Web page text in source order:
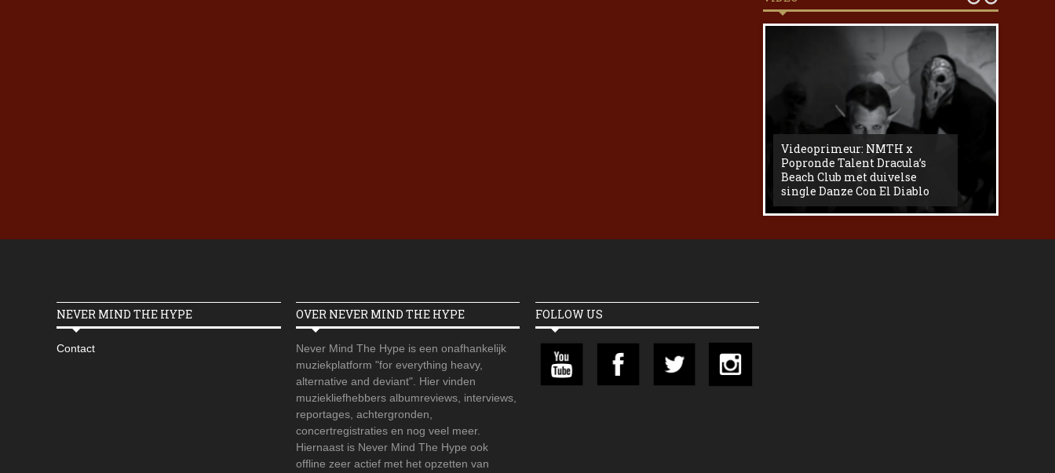
Videoprimeur: NMTH x
Popronde Talent Dracula’s
Beach Club met duivelse
single Danze Con El Diablo
NEVER MIND THE HYPE
Contact
OVER NEVER MIND THE HYPE
Never Mind The Hype is een onafhankelijk
muziekplatform "for everything heavy,
alternative and deviant". Hier vinden
muziekliefhebbers albumreviews, interviews,
reportages, achtergronden,
concertregistraties en nog veel meer.
Hiernaast is Never Mind The Hype ook
offline zeer actief met het opzetten van
FOLLOW US